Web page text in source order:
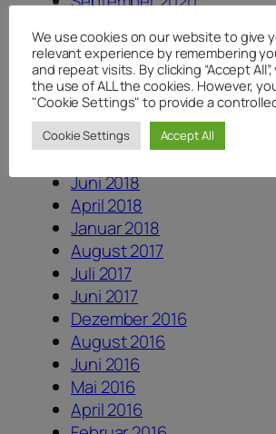
Juni 2020
Mai 2020
April 2020
August 2019
August 2018
Juni 2018
April 2018
Januar 2018
August 2017
Juli 2017
Juni 2017
Dezember 2016
August 2016
Juni 2016
Mai 2016
April 2016
We use cookies on our website to give
relevant experience by remembering
and repeat visits. By clicking “Accept
the use of ALL the cookies. However,
"Cookie Settings" to provide a
Cookie Settings Accept All